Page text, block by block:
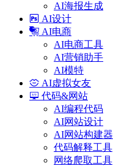
AI海报生成
AI设计
AI电商
AI电商工具
AI营销助手
AI模特
AI虚拟女友
代码&网站
AI编程代码
AI网站设计
AI网站构建器
代码解释工具
网络爬取工具